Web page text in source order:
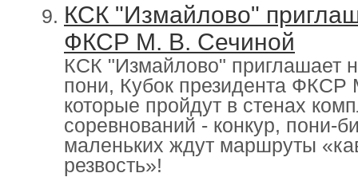
КСК "Измайлово"
ФКСР М. В. Сечиной
КСК "Измайлово" приглашает
пони, Кубок президента
которые пройдут в стенах
соревнований - конкур, пони-
маленьких ждут маршруты
резвость»!